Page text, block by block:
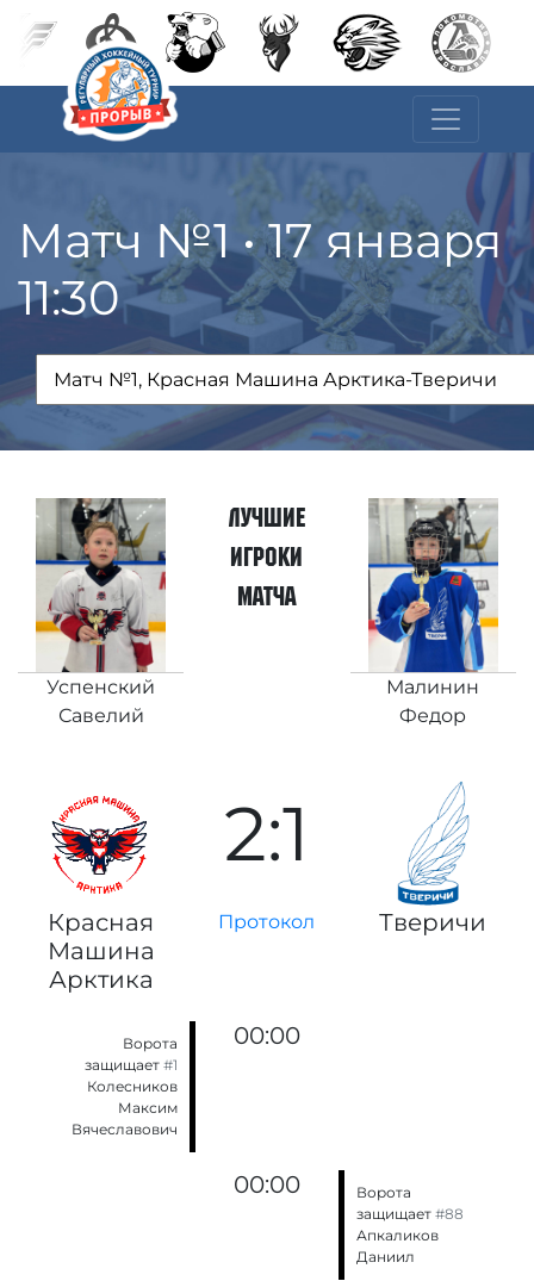
Матч №1 • 17 января
11:30
Лучшие
игроки
матча
Успенский
Савелий
Малинин
Федор
2:1
Красная
Машина
Арктика
Протокол Тверичи
Ворота
защищает#1
Колесников
Максим
Вячеславович
00:00
00:00
Ворота
защищает #88
Апкаликов
Даниил